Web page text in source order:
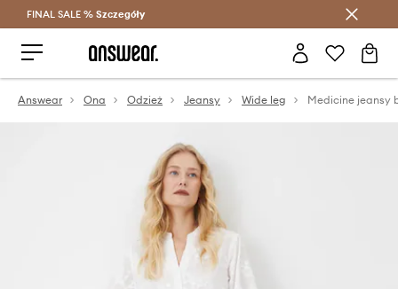
Oszczędzaj z Answear Club >
FINAL SALE % Szczegóły
Answear Ona Odzież Jeansy Wide leg Medicine jeansy